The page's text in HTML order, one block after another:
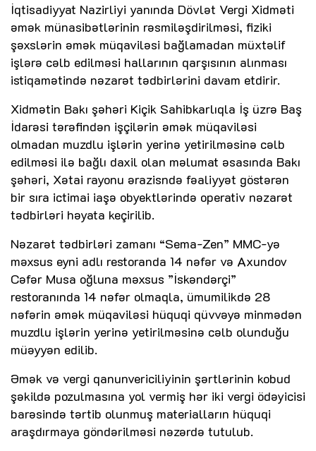
İqtisadiyyat Nazirliyi yanında Dövlət Vergi Xidməti
əmək münasibətlərinin rəsmiləşdirilməsi, fiziki
şəxslərin əmək müqaviləsi bağlamadan müxtəlif
işlərə cəlb edilməsi hallarının qarşısının alınması
istiqamətində nəzarət tədbirlərini davam etdirir.
Xidmətin Bakı şəhəri Kiçik Sahibkarlıqla İş üzrə Baş
İdarəsi tərəfindən işçilərin əmək müqaviləsi
olmadan muzdlu işlərin yerinə yetirilməsinə cəlb
edilməsi ilə bağlı daxil olan məlumat əsasında Bakı
şəhəri, Xətai rayonu ərazisndə fəaliyyət göstərən
bir sıra ictimai iaşə obyektlərində operativ nəzarət
tədbirləri həyata keçirilib.
Nəzarət tədbirləri zamanı “Sema-Zen” MMC-yə
məxsus eyni adlı restoranda 14 nəfər və Axundov
Cəfər Musa oğluna məxsus ”İskəndərçi”
restoranında 14 nəfər olmaqla, ümumilikdə 28
nəfərin əmək müqaviləsi hüquqi qüvvəyə minmədən
muzdlu işlərin yerinə yetirilməsinə cəlb olunduğu
müəyyən edilib.
Əmək və vergi qanunvericiliyinin şərtlərinin kobud
şəkildə pozulmasına yol vermiş hər iki vergi ödəyicisi
barəsində tərtib olunmuş materialların hüquqi
araşdırmaya göndərilməsi nəzərdə tutulub.